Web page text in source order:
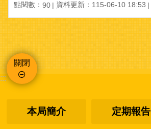
點閱數： 90 資料更新：115-06-10 18:53
關閉
:::
本局簡介 定期報告